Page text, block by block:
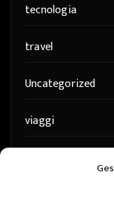
tecnologia
travel
Uncategorized
viaggi